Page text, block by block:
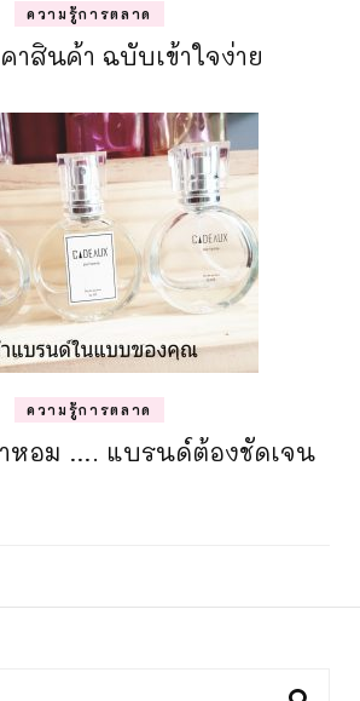
ความรู้การตลาด
าสินค้า ฉบับเข้าใจง่าย
ความรู้การตลาด
หอม …. แบรนด์ต้องชัดเจน